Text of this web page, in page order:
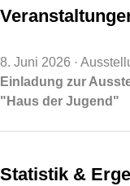
8. Juni 2026 ·
Einladung zur
"Haus der Jugend"
Statistik &